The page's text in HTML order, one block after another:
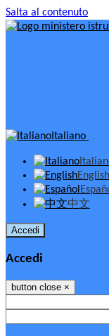
Salta al contenuto
Italiano
English
中文
Accedi
Accedi
button close ×